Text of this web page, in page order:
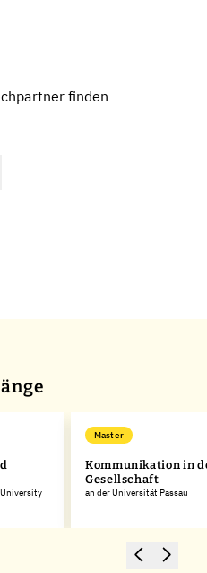
finden
Master
Kommunikation in
Gesellschaft
an der Universität Passau